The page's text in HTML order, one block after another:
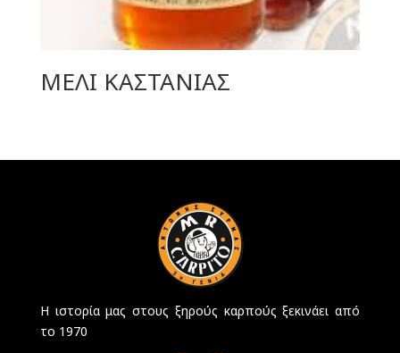
ΜΕΛΙ ΚΑΣΤΑΝΙΑΣ
Η ιστορία μας στους ξηρούς καρπούς ξεκινάει από
το 1970